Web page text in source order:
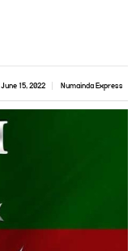
Numainda Express
June 15, 2022